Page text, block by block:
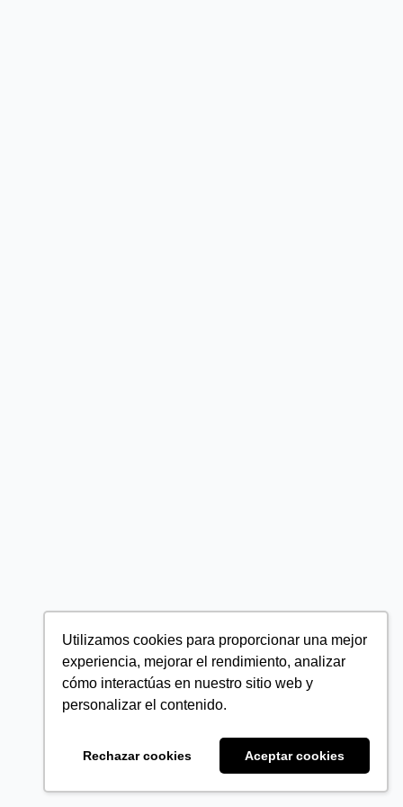
Utilizamos cookies para proporcionar una mejor
experiencia, mejorar el rendimiento, analizar
cómo interactúas en nuestro sitio web y
personalizar el contenido.
Rechazar cookies Aceptar cookies